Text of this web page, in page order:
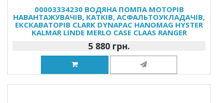
00003334230 ВОДЯНА ПОМПА МОТОРІВ
НАВАНТАЖУВАЧІВ, КАТКІВ, АСФАЛЬТОУКЛАДАЧІВ,
ЕКСКАВАТОРІВ CLARK DYNAPAC HANOMAG HYSTER
KALMAR LINDE MERLO CASE CLAAS RANGER
5 880 грн.